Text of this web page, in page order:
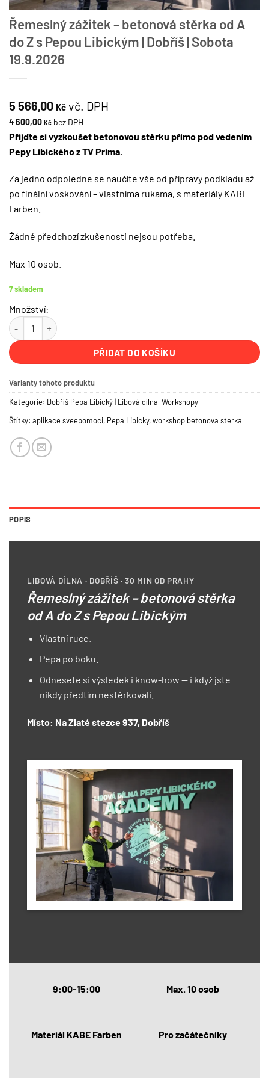
Řemeslný zážitek – betonová stěrka od A
do Z s Pepou Libickým | Dobříš | Sobota
19.9.2026
5 566,00 Kč vč. DPH
4 600,00 Kč bez DPH
Přijďte si vyzkoušet betonovou stěrku přímo pod vedením
Pepy Libického z TV Prima.
Za jedno odpoledne se naučíte vše od přípravy podkladu až
po finální voskování – vlastníma rukama, s materiály KABE
Farben.
Žádné předchozí zkušenosti nejsou potřeba.
Max 10 osob.
7 skladem
Množství:
Řemeslný zážitek - betonová stěrka od A do Z s Pepou Libickým |
PŘIDAT DO KOŠÍKU
Varianty tohoto produktu
Kategorie: Dobříš Pepa Libický | Libová dílna,Workshopy
Štítky: aplikace sveepomoci, Pepa Libicky,workshop betonova sterka
POPIS
LIBOVÁ DÍLNA · DOBŘÍŠ · 30 MIN OD PRAHY
Řemeslný zážitek – betonová stěrka
od A do Z s Pepou Libickým
Vlastní ruce.
Pepa po boku.
Odnesete si výsledek i know-how — i když jste
nikdy předtím nestěrkovali.
Místo: Na Zlaté stezce 937, Dobříš
9:00-15:00 Max. 10 osob
Materiál KABE Farben Pro začátečníky